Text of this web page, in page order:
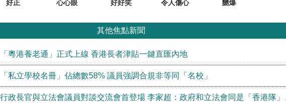
好正 心心眼 好好笑 令人傷心 嬲爆
其他焦點新聞
「粵港養老通」正式上線 香港長者津貼一鍵直匯內地
「私立學校名冊」佔總數58% 議員強調合規非等同「名校」
行政長官與立法會議員對談交流會首登場 李家超：政府和立法會同是「香港隊」